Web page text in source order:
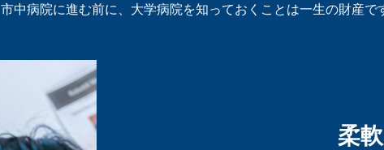
市中病院に進む前に、大学病院を知っておくことは一生の財産で
柔